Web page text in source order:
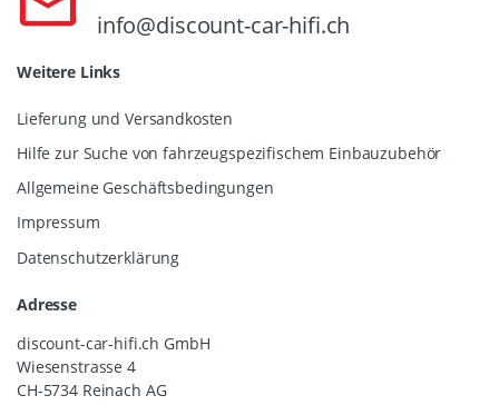
info@discount-car-hifi.ch
Weitere Links
Lieferung und Versandkosten
Hilfe zur Suche von fahrzeugspezifischem Einbauzubehör
Allgemeine Geschäftsbedingungen
Impressum
Datenschutzerklärung
Adresse
discount-car-hifi.ch GmbH
Wiesenstrasse 4
CH-5734 Reinach AG